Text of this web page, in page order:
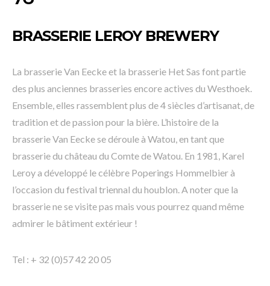
BRASSERIE LEROY BREWERY
La brasserie Van Eecke et la brasserie Het Sas font partie
des plus anciennes brasseries encore actives du Westhoek.
Ensemble, elles rassemblent plus de 4 siècles d’artisanat, de
tradition et de passion pour la bière. L’histoire de la
brasserie Van Eecke se déroule à Watou, en tant que
brasserie du château du Comte de Watou. En 1981, Karel
Leroy a développé le célèbre Poperings Hommelbier à
l’occasion du festival triennal du houblon. A noter que la
brasserie ne se visite pas mais vous pourrez quand même
admirer le bâtiment extérieur !
Tel : + 32 (0)57 42 20 05